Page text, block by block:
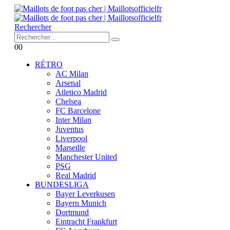
Rechercher
00
RÉTRO
AC Milan
Arsenal
Atletico Madrid
Chelsea
FC Barcelone
Inter Milan
Juventus
Liverpool
Marseille
Manchester United
PSG
Real Madrid
BUNDESLIGA
Bayer Leverkusen
Bayern Munich
Dortmund
Eintracht Frankfurt